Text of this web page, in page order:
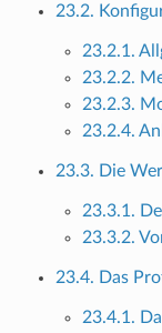
23.2.
23.2.1.
23.2.2.
23.2.3.
23.2.4.
23.3. Die
23.3.1.
23.3.2.
23.4. Das
23.4.1.